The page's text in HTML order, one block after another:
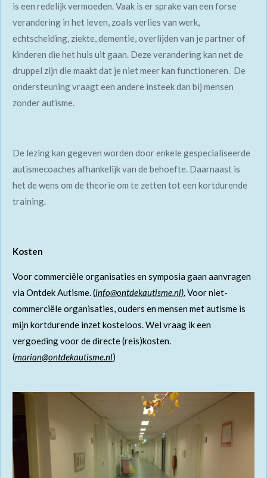
is een redelijk vermoeden. Vaak is er sprake van een forse
verandering in het leven, zoals verlies van werk,
echtscheiding, ziekte, dementie, overlijden van je partner of
kinderen die het huis uit gaan. Deze verandering kan net de
druppel zijn die maakt dat je niet meer kan functioneren. De
ondersteuning vraagt een andere insteek dan bij mensen
zonder autisme.
De lezing kan gegeven worden door enkele gespecialiseerde
autismecoaches afhankelijk van de behoefte. Daarnaast is
het de wens om de theorie om te zetten tot een kortdurende
training.
Kosten
Voor commerciële organisaties en symposia gaan aanvragen
via Ontdek Autisme.(info@ontdekautisme.nl).Voor niet-
commerciële organisaties, ouders en mensen met autisme is
mijn kortdurende inzet kosteloos. Wel vraag ik een
vergoeding voor de directe (reis)kosten.
(marian@ontdekautisme.nl)